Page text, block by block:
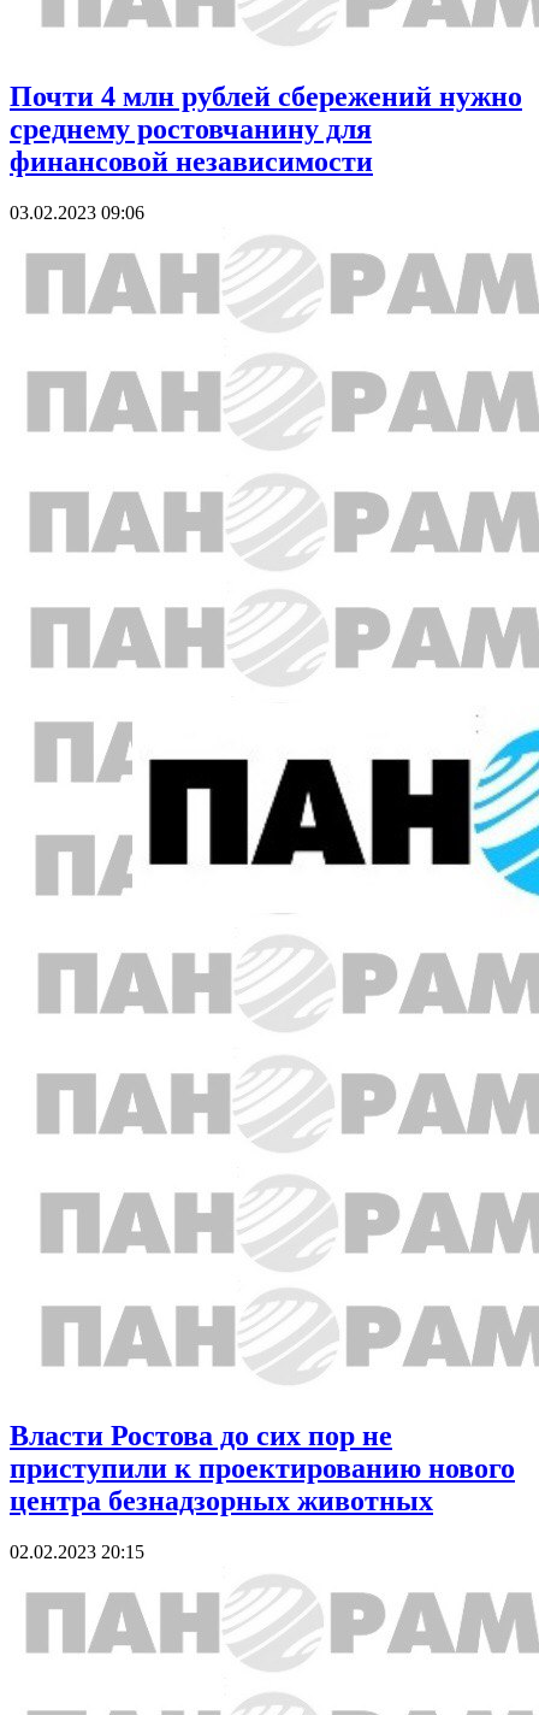
Почти 4 млн рублей сбережений нужно
среднему ростовчанину для
финансовой независимости
03.02.2023 09:06
Власти Ростова до сих пор не
приступили к проектированию нового
центра безнадзорных животных
02.02.2023 20:15